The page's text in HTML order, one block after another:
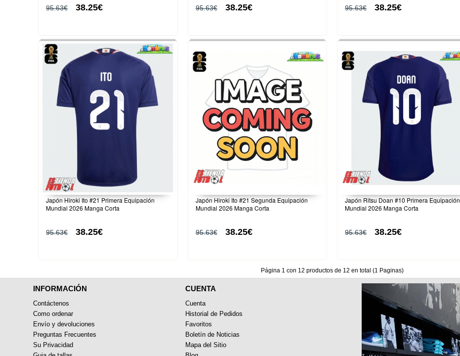
95.63€ 38.25€ 95.63€ 38.25€ 95.63€ 38.25€
Japón Hiroki Ito #21 Primera Equipación
Mundial 2026 Manga Corta
95.63€ 38.25€
Japón Hiroki Ito #21 Segunda Equipación
Mundial 2026 Manga Corta
95.63€ 38.25€
Japón Ritsu Doan #10 Primera Equipación
Mundial 2026 Manga Corta
95.63€ 38.25€
Página 1 con 12 productos de 12 en total (1 Paginas)
INFORMACIÓN
Contáctenos
Como ordenar
Envío y devoluciones
Preguntas Frecuentes
Su Privacidad
CUENTA
Cuenta
Historial de Pedidos
Favoritos
Boletín de Noticias
Mapa del Sitio